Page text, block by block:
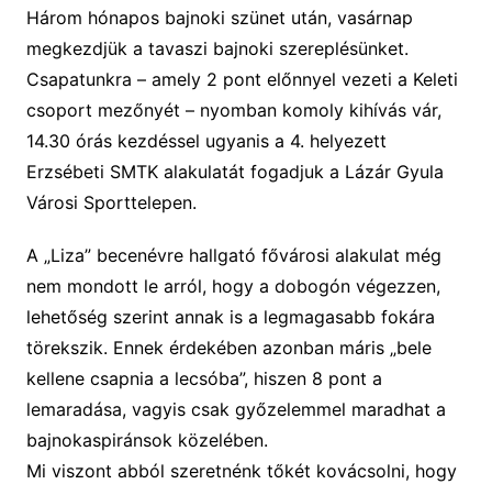
Három hónapos bajnoki szünet után, vasárnap
megkezdjük a tavaszi bajnoki szereplésünket.
Csapatunkra – amely 2 pont előnnyel vezeti a Keleti
csoport mezőnyét – nyomban komoly kihívás vár,
14.30 órás kezdéssel ugyanis a 4. helyezett
Erzsébeti SMTK alakulatát fogadjuk a Lázár Gyula
Városi Sporttelepen.
A „Liza” becenévre hallgató fővárosi alakulat még
nem mondott le arról, hogy a dobogón végezzen,
lehetőség szerint annak is a legmagasabb fokára
törekszik. Ennek érdekében azonban máris „bele
kellene csapnia a lecsóba”, hiszen 8 pont a
lemaradása, vagyis csak győzelemmel maradhat a
bajnokaspiránsok közelében.
Mi viszont abból szeretnénk tőkét kovácsolni, hogy